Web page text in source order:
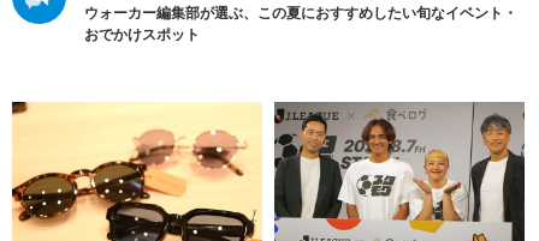
ウォーカー編集部が選ぶ、この夏におすすめしたい旬なイベント・
おでかけスポット